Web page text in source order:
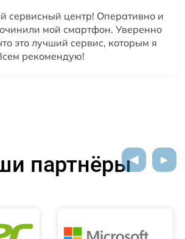
сервисный центр! Оперативно и
мой смартфон. Уверенно
это лучший сервис, которым я
рекомендую!
партнёры